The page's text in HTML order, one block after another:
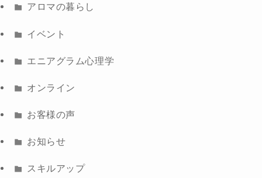
アロマの暮らし
イベント
エニアグラム心理学
オンライン
お客様の声
お知らせ
スキルアップ